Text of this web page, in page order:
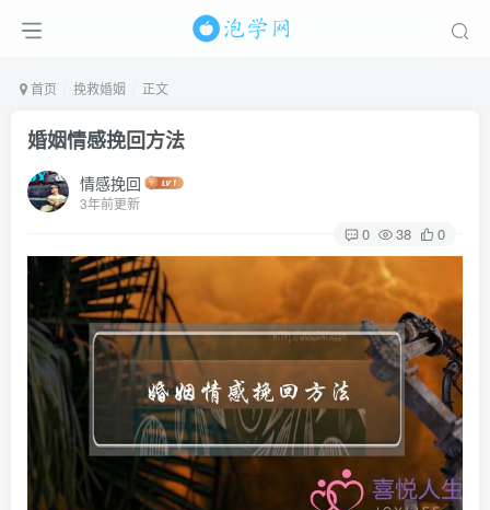
首页 挽救婚姻 正文
婚姻情感挽回方法
情感挽回
3年前更新
0 38 0